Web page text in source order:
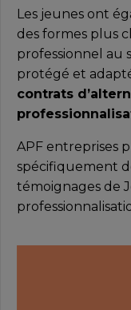
Les jeunes ont
des formes plus
professionnel au
protégé et
contrats
APF entreprises
spécifiquement
témoignages de